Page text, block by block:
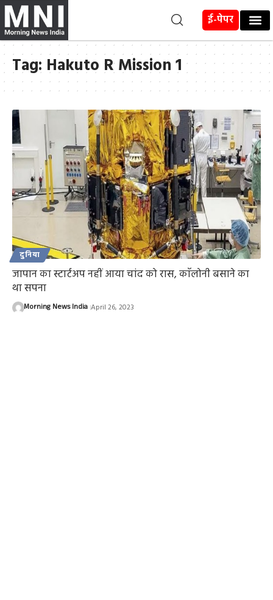
ई-पेपर
Tag: Hakuto R Mission 1
दुनिया
जापान का स्टार्टअप नहीं आया चांद को रास, काॅलोनी बसाने का
था सपना
Morning News India April 26, 2023